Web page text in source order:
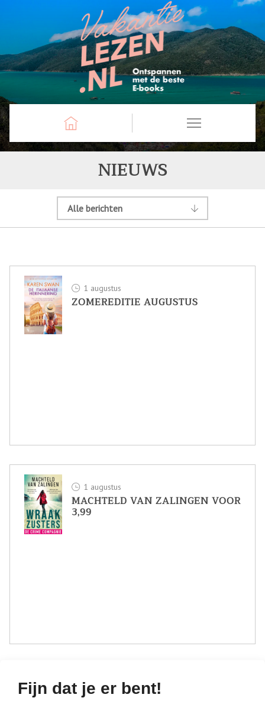
Fijn dat je er bent!
NIEUWS
1 augustus
ZOMEREDITIE AUGUSTUS
1 augustus
MACHTELD VAN ZALINGEN VOOR
3,99
1 augustus